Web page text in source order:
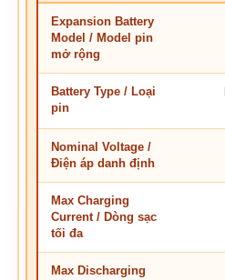
Expansion Battery
Model / Model pin
mở rộng
Battery Type / Loại
pin
Nominal Voltage /
Điện áp danh định
Max Charging
Current / Dòng sạc
tối đa
Max Discharging